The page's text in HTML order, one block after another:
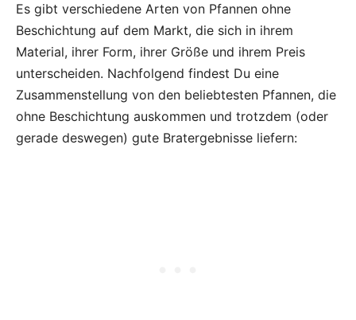
Es gibt verschiedene Arten von Pfannen ohne
Beschichtung auf dem Markt, die sich in ihrem
Material, ihrer Form, ihrer Größe und ihrem Preis
unterscheiden. Nachfolgend findest Du eine
Zusammenstellung von den beliebtesten Pfannen, die
ohne Beschichtung auskommen und trotzdem (oder
gerade deswegen) gute Bratergebnisse liefern: